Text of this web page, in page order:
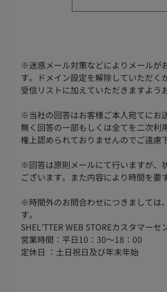
※迷惑メール対策などによりメールが
す。ドメイン設定を解除していただ
受信リストに加えていただきますよう
※当社の回答はお客様ご本人宛てにお
無く回答の一部もしくは全てを二次利
権上認められておりませんのでご遠慮
※回答は原則メールにて行いますが、
ございます。また内容により時間を要
※時間外のお問合わせにつきましては
す。
SHEL'TTER WEB STOREカスタマーセ
営業時間：平日10：30～18：00
定休日 ：土日祝日及び年末年始